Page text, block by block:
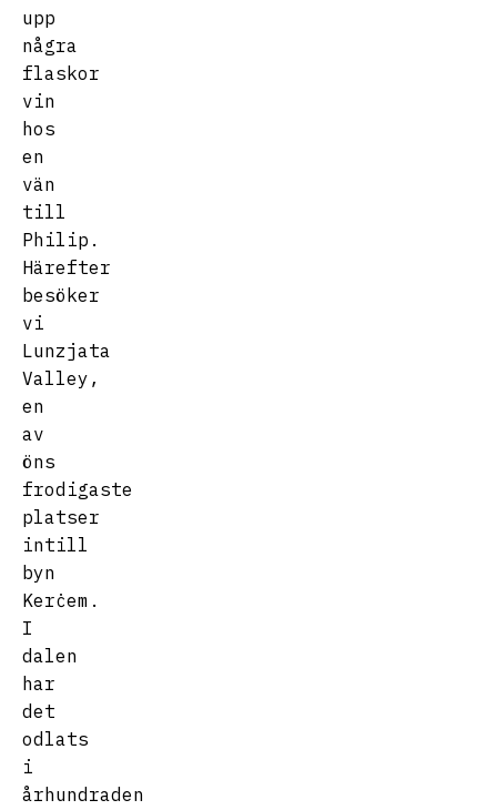
upp
några
flaskor
vin
hos
en
vän
till
Philip.
Härefter
besöker
vi
Lunzjata
Valley,
en
av
öns
frodigaste
platser
intill
byn
Kerċem.
I
dalen
har
det
odlats
i
århundraden